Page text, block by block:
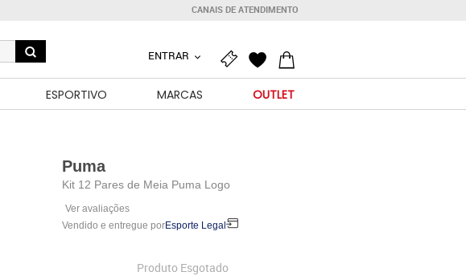
CANAIS DE ATENDIMENTO
ENTRAR
ESPORTIVO MARCAS OUTLET
Puma
Kit 12 Pares de Meia Puma Logo
Ver avaliações
Vendido e entregue porEsporte Legal
Produto Esgotado